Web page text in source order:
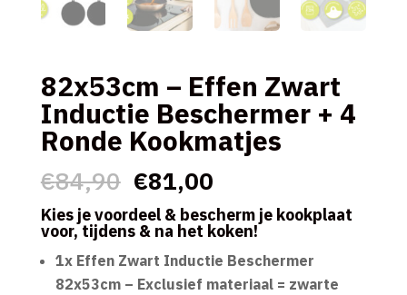
82x53cm – Effen Zwart
Inductie Beschermer + 4
Ronde Kookmatjes
€84,90 Oorspronkelijke
prijs
was:
€84,90.
€81,00Huidige
prijs
is:
€81,00.
Kies je voordeel & bescherm je kookplaat
voor, tijdens & na het koken!
1x Effen Zwart Inductie Beschermer
82x53cm – Exclusief materiaal = zwarte